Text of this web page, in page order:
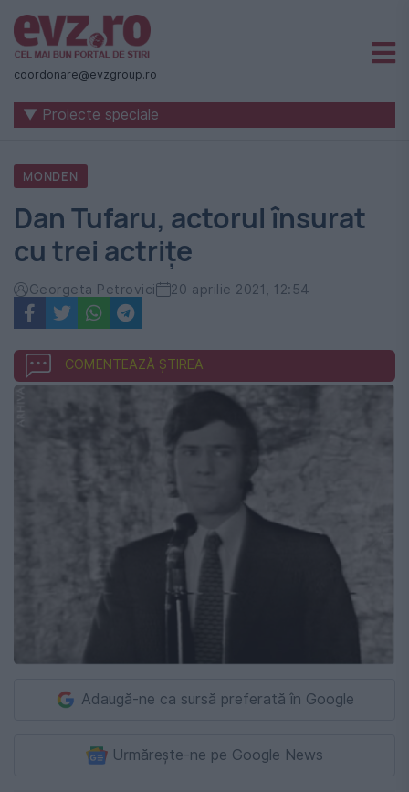
Știri
naționale
internaționale
România
-
Evenimentul
Zilei
coordonare@evzgroup.ro
▼ Proiecte speciale
MONDEN
Dan Tufaru, actorul însurat
cu trei actrițe
Georgeta Petrovici 20 aprilie 2021, 12:54
COMENTEAZĂ ȘTIREA
Adaugă-ne ca sursă preferată în Google
Urmărește-ne pe Google News